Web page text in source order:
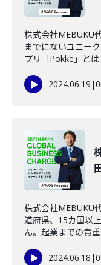
株式会社MEBUKU
までにないユニー
プリ「Pokke」とは
2024.06.19 |
株式会社MEBUKU
道府県、15カ国以
ん。起業までの貴
2024.06.18 |